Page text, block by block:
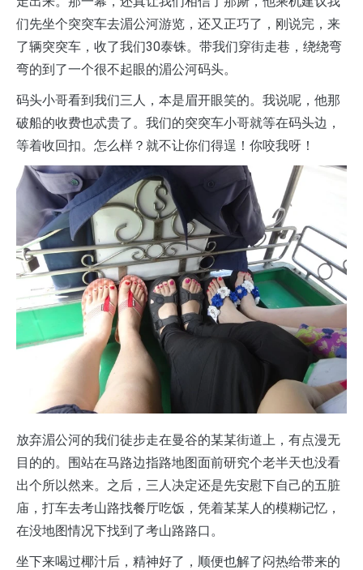
们先坐个突突车去湄公河游览，还又正巧了，刚说完，来
了辆突突车，收了我们30泰铢。带我们穿街走巷，绕绕弯
弯的到了一个很不起眼的湄公河码头。
码头小哥看到我们三人，本是眉开眼笑的。我说呢，他那
破船的收费也忒贵了。我们的突突车小哥就等在码头边，
等着收回扣。怎么样？就不让你们得逞！你咬我呀！
放弃湄公河的我们徒步走在曼谷的某某街道上，有点漫无
目的的。围站在马路边指路地图面前研究个老半天也没看
出个所以然来。之后，三人决定还是先安慰下自己的五脏
庙，打车去考山路找餐厅吃饭，凭着某某人的模糊记忆，
在没地图情况下找到了考山路路口。
坐下来喝过椰汁后，精神好了，顺便也解了闷热给带来的